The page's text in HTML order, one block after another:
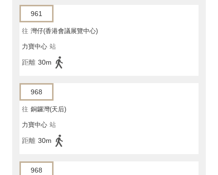
961
往 灣仔(香港會議展覽中心)
力寶中心 站
距離 30m
968
往 銅鑼灣(天后)
力寶中心 站
距離 30m
968